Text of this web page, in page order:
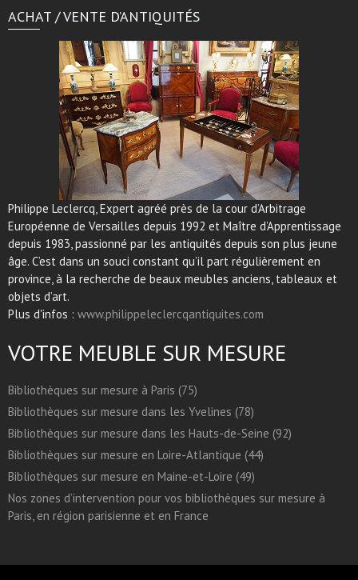
ACHAT / VENTE D’ANTIQUITÉS
Philippe Leclercq, Expert agréé près de la cour d’Arbitrage
Européenne de Versailles depuis 1992 et Maître d’Apprentissage
depuis 1983, passionné par les antiquités depuis son plus jeune
âge. C’est dans un souci constant qu’il part régulièrement en
province, à la recherche de beaux meubles anciens, tableaux et
objets d’art.
Plus d'infos : www.philippeleclercqantiquites.com
VOTRE MEUBLE SUR MESURE
Bibliothèques sur mesure à Paris (75)
Bibliothèques sur mesure dans les Yvelines (78)
Bibliothèques sur mesure dans les Hauts-de-Seine (92)
Bibliothèques sur mesure en Loire-Atlantique (44)
Bibliothèques sur mesure en Maine-et-Loire (49)
Nos zones d’intervention pour vos bibliothèques sur mesure à
Paris, en région parisienne et en France